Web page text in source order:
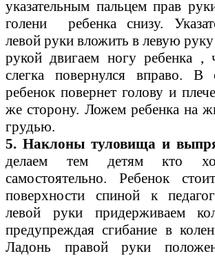
указательным пальцем прав
голени ребенка снизу.
левой руки вложить в левую
рукой двигаем ногу ребенка ,
слегка повернулся вправо. В
ребенок повернет голову и
же сторону. Ложем ребенка на
грудью.
5. Наклоны туловища и
делаем тем детям кто
самостоятельно. Ребенок
поверхности спиной к
левой руки придерживаем
предупреждая сгибание в
Ладонь правой руки